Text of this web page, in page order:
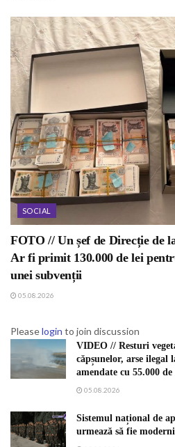
SOCIAL
FOTO // Un șef de Direcție de
Ar fi primit 130.000 de lei
unei subvenții
05.08.2026
Pleaselogin to join discussion
VIDEO // Resturi
căpșunelor, arse ilegal
amendate cu 55.000 de
05.08.2026
Sistemul național de
urmează să fie